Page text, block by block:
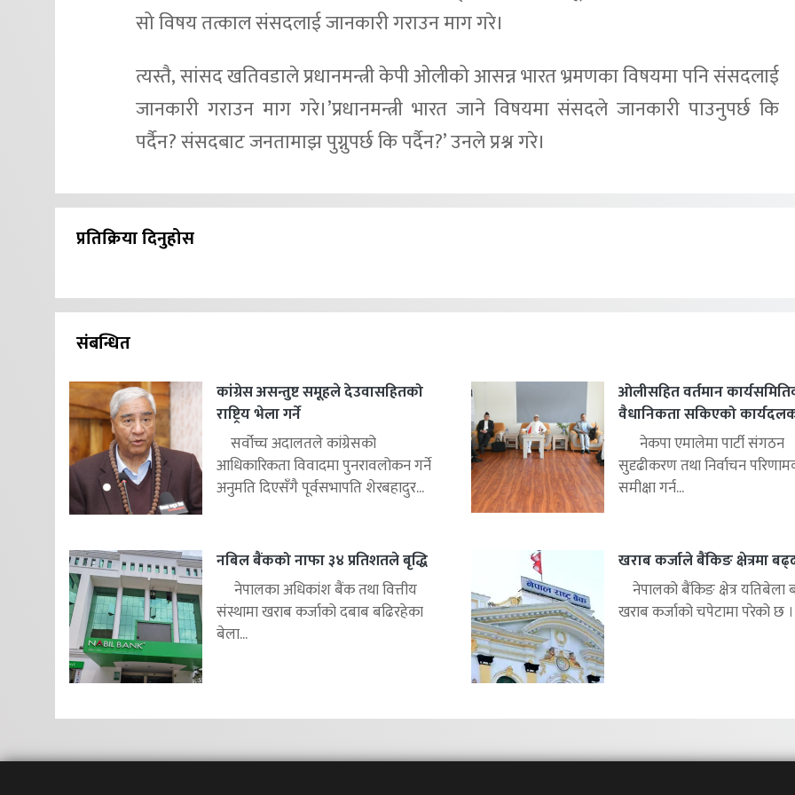
सो विषय तत्काल संसदलाई जानकारी गराउन माग गरे।
त्यस्तै, सांसद खतिवडाले प्रधानमन्त्री केपी ओलीको आसन्न भारत भ्रमणका विषयमा पनि संसदलाई
जानकारी गराउन माग गरे।’प्रधानमन्त्री भारत जाने विषयमा संसदले जानकारी पाउनुपर्छ कि
पर्दैन? संसदबाट जनतामाझ पुग्नुपर्छ कि पर्दैन?’ उनले प्रश्न गरे।
प्रतिक्रिया दिनुहोस
संबन्धित
कांग्रेस असन्तुष्ट समूहले देउवासहितको
राष्ट्रिय भेला गर्ने
सर्वोच्च अदालतले कांग्रेसको
आधिकारिकता विवादमा पुनरावलोकन गर्ने
अनुमति दिएसँगै पूर्वसभापति शेरबहादुर...
ओलीसहित वर्तमान
वैधानिकता सकिएको
नेकपा एमालेमा पार्टी संगठन
सुदृढीकरण तथा निर्वाचन
समीक्षा गर्न...
नबिल बैंकको नाफा ३४ प्रतिशतले बृद्धि
नेपालका अधिकांश बैंक तथा वित्तीय
संस्थामा खराब कर्जाको दबाब बढिरहेका
बेला...
खराब कर्जाले बैंकिङ क्षेत्रमा
नेपालको बैंकिङ क्षेत्र यतिबेला
खराब कर्जाको चपेटामा परेको छ